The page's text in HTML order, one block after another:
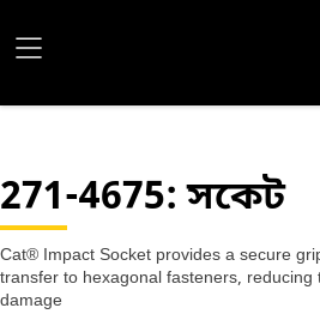
271-4675: সকেট
Cat® Impact Socket provides a secure
transfer to hexagonal fasteners, reducing
damage